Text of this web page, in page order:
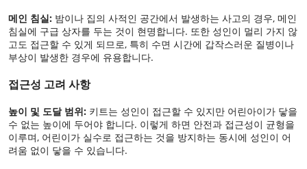
메인 침실: 밤이나 집의 사적인 공간에서 발생하는 사고의 경우, 메인
침실에 구급 상자를 두는 것이 현명합니다. 또한 성인이 멀리 가지 않
고도 접근할 수 있게 되므로, 특히 수면 시간에 갑작스러운 질병이나
부상이 발생한 경우에 유용합니다.
접근성 고려 사항
높이 및 도달 범위: 키트는 성인이 접근할 수 있지만 어린아이가 닿을
수 없는 높이에 두어야 합니다. 이렇게 하면 안전과 접근성이 균형을
이루며, 어린이가 실수로 접근하는 것을 방지하는 동시에 성인이 어
려움 없이 닿을 수 있습니다.